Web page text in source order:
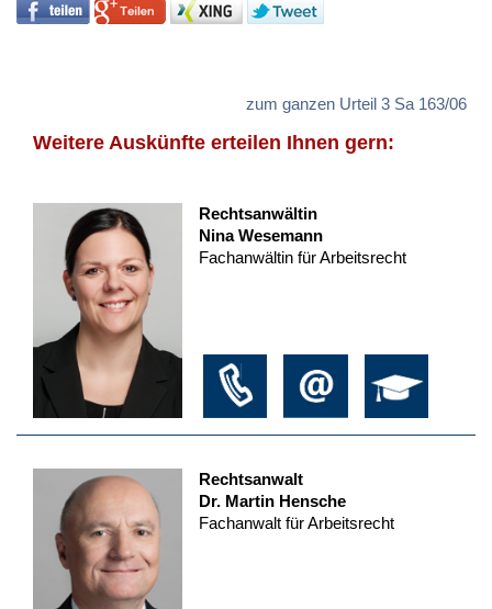
zum ganzen Urteil 3 Sa 163/06
Weitere Auskünfte erteilen Ihnen gern:
Rechtsanwältin
Nina Wesemann
Fachanwältin für Arbeitsrecht
Rechtsanwalt
Dr. Martin Hensche
Fachanwalt für Arbeitsrecht